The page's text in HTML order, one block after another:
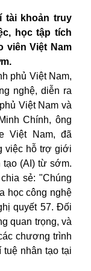
tài khoản truy
học tập tích
viên Việt Nam
phủ Việt Nam,
nghệ, diễn ra
Việt Nam và
Chính, ông
Việt Nam, đã
việc hỗ trợ giới
tạo (AI) từ sớm.
chia sẻ: "Chúng
học công nghệ
quyết 57. Đối
quan trọng, và
chương trình
nhân tạo tại